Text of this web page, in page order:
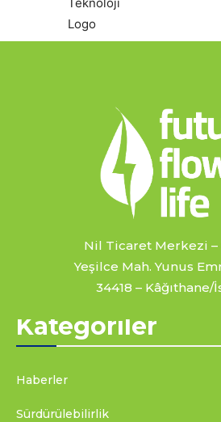
Nil Ticaret Merkezi –
Yeşilce Mah. Yunus
34418 –
Kategoriler
Haberler
Sürdürülebilirlik